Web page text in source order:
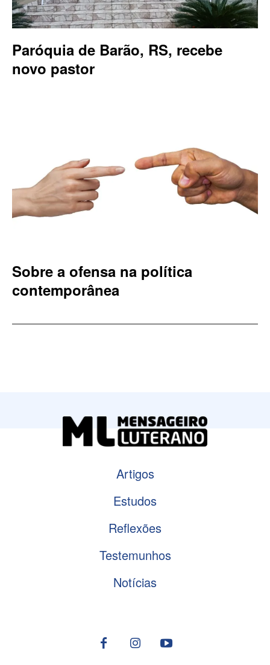
Paróquia de Barão, RS, recebe
novo pastor
Sobre a ofensa na política
contemporânea
Artigos
Estudos
Reflexões
Testemunhos
Notícias